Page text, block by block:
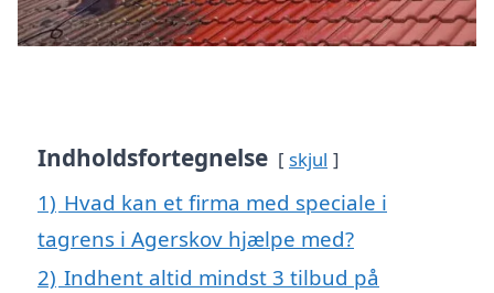
Indholdsfortegnelse skjul
1) Hvad kan et firma med speciale i
tagrens i Agerskov hjælpe med?
2) Indhent altid mindst 3 tilbud på